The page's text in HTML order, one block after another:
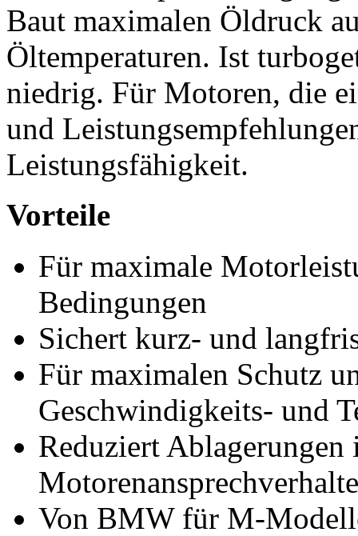
Baut maximalen Öldruck
Öltemperaturen. Ist
niedrig. Für Motoren, die
und
Leistungsfähigkeit.
Vorteile
Für maximale
Bedingungen
Sichert kurz- und
Für maximalen Schutz
Geschwindigkeits- und
Reduziert
Von BMW für M-